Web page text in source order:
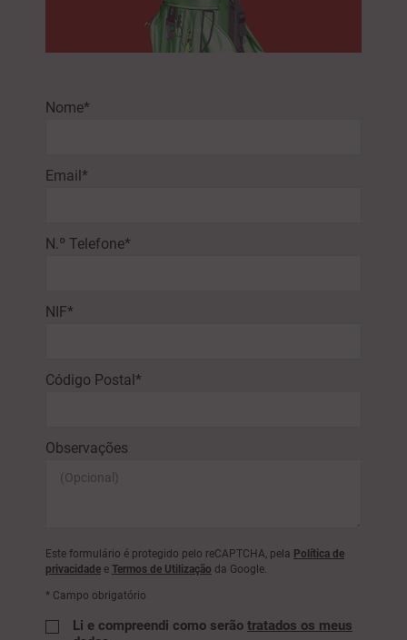
Nome*
Email*
N.º Telefone*
NIF*
Código Postal*
Observações
Este formulário é protegido pelo reCAPTCHA, pela Política de
privacidade e Termos de Utilização da Google.
* Campo obrigatório
Li e compreendi como serão tratados os meus